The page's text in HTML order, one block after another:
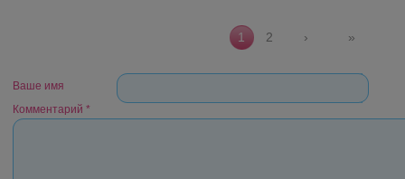
1 2 › »
Ваше имя
Комментарий *